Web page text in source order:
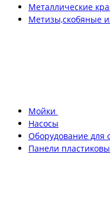
Металлические
Метизы,скобяные
Мойки
Насосы
Оборудование для
Панели